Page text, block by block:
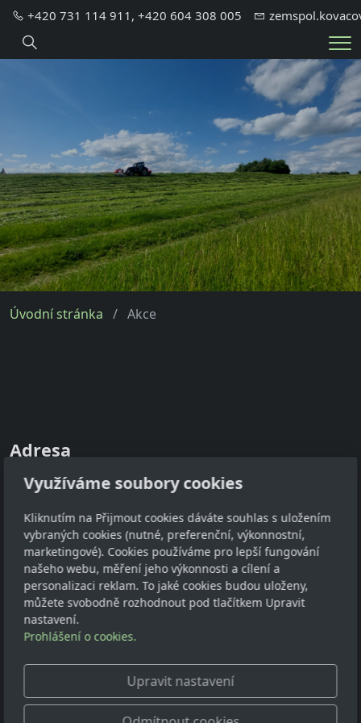
+420 731 114 911, +420 604 308 005
Hledání
Úvodní stránka Akce
Adresa
ZEMSPOL, s.r.o.
Kontakt
zemspol.kovacova@seznam.cz
+420 731 114 911
+420 604 308 005
Biatlon Břidličná na Facebooku
Zemspol na Facebooku
Využíváme soubory cookies
Kliknutím na Přijmout cookies dáváte souhlas s uložením
vybraných cookies (nutné, preferenční, výkonnostní,
marketingové). Cookies používáme pro lepší fungování
našeho webu, měření jeho výkonnosti a cílení a
personalizaci reklam. To jaké cookies budou uloženy,
můžete svobodně rozhodnout pod tlačítkem Upravit
nastavení.
Prohlášení o cookies.
Upravit nastavení